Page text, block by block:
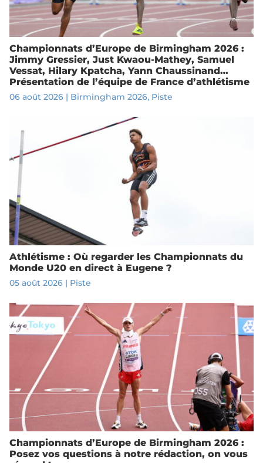
Championnats d’Europe de Birmingham 2026 :
Jimmy Gressier, Just Kwaou-Mathey, Samuel
Vessat, Hilary Kpatcha, Yann Chaussinand…
Présentation de l’équipe de France d’athlétisme
06 août 2026| Birmingham 2026, Piste
Athlétisme : Où regarder les Championnats du
Monde U20 en direct à Eugene ?
05 août 2026| Piste
Championnats d’Europe de Birmingham 2026 :
Posez vos questions à notre rédaction, on vous